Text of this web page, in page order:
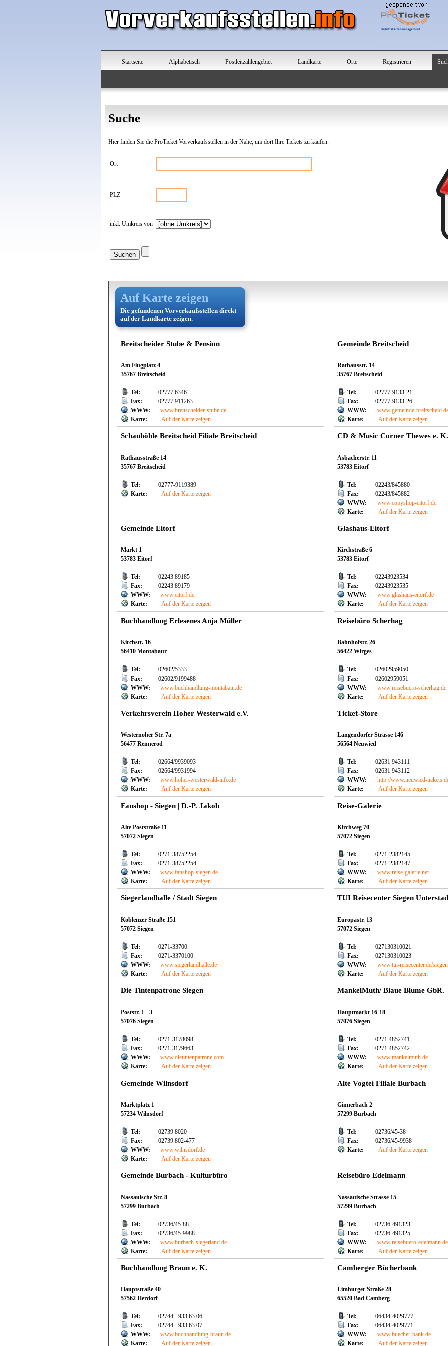
Startseite Alphabetisch Postleitzahlengebiet Landkarte Orte Registrieren
Suche
Hier finden Sie die ProTicket Vorverkaufsstellen in der Nähe, um dort Ihre Tickets zu kaufen.
Ort
PLZ
inkl. Umkreis von
Auf Karte zeigen
Die gefundenen Vorverkaufsstellen direkt
auf der Landkarte zeigen.
Breitscheider Stube & Pension
Am Flugplatz 4
35767 Breitscheid
Tel:
02777 6346
Fax:
02777 911263
WWW:
www.breitscheider-stube.de
Karte:
Auf der Karte zeigen
Gemeinde Breitscheid
Rathausstr. 14
35767 Breitscheid
Tel:
02777-9133-21
Fax:
02777-9133-26
WWW:
www.gemeinde-
Karte:
Auf der Karte zeigen
Schauhöhle Breitscheid Filiale Breitscheid
Rathausstraße 14
35767 Breitscheid
Tel:
02777-9119389
Karte:
Auf der Karte zeigen
CD & Music Corner Thewes e. K.
Asbacherstr. 11
53783 Eitorf
Tel:
02243/845880
Fax:
02243/845882
WWW:
www.copyshop-eitorf.de
Karte:
Auf der Karte zeigen
Gemeinde Eitorf
Markt 1
53783 Eitorf
Tel:
02243 89185
Fax:
02243 89179
WWW:
www.eitorf.de
Karte:
Auf der Karte zeigen
Glashaus-Eitorf
Kirchstraße 6
53783 Eitorf
Tel:
02243923534
Fax:
02243923535
WWW:
www.glashaus-eitorf.de
Karte:
Auf der Karte zeigen
Buchhandlung Erlesenes Anja Müller
Kirchstr. 16
56410 Montabaur
Tel:
02602/5333
Fax:
02602/9199488
WWW:
www.buchhandlung-montabaur.de
Karte:
Auf der Karte zeigen
Reisebüro Scherhag
Bahnhofstr. 26
56422 Wirges
Tel:
02602959050
Fax:
02602959051
WWW:
www.reisebuero-scherhag.de
Karte:
Auf der Karte zeigen
Verkehrsverein Hoher Westerwald e.V.
Westernoher Str. 7a
56477 Rennerod
Tel:
02664/9939093
Fax:
02664/9931994
WWW:
www.hoher-westerwald-info.de
Karte:
Auf der Karte zeigen
Ticket-Store
Langendorfer Strasse 146
56564 Neuwied
Tel:
02631 943111
Fax:
02631 943112
WWW:
http://www.neuwied-
Karte:
Auf der Karte zeigen
Fanshop - Siegen | D.-P. Jakob
Alte Poststraße 11
57072 Siegen
Tel:
0271-38752254
Fax:
0271-38752254
WWW:
www.fanshop-siegen.de
Karte:
Auf der Karte zeigen
Reise-Galerie
Kirchweg 70
57072 Siegen
Tel:
0271-2382145
Fax:
0271-2382147
WWW:
www.reise-galerie.net
Karte:
Auf der Karte zeigen
Siegerlandhalle / Stadt Siegen
Koblenzer Straße 151
57072 Siegen
Tel:
0271-33700
Fax:
0271-3370100
WWW:
www.siegerlandhalle.de
Karte:
Auf der Karte zeigen
TUI Reisecenter Siegen
Europastr. 13
57072 Siegen
Tel:
027130310021
Fax:
027130310023
WWW:
www.tui-reisecenter.de/
Karte:
Auf der Karte zeigen
Die Tintenpatrone Siegen
Poststr. 1 - 3
57076 Siegen
Tel:
0271-3178098
Fax:
0271-3179663
WWW:
www.dietintenpatrone.com
Karte:
Auf der Karte zeigen
MankelMuth/ Blaue Blume GbR.
Hauptmarkt 16-18
57076 Siegen
Tel:
0271 4852741
Fax:
0271 4852742
WWW:
www.mankelmuth.de
Karte:
Auf der Karte zeigen
Gemeinde Wilnsdorf
Marktplatz 1
57234 Wilnsdorf
Tel:
02739 8020
Fax:
02739 802-477
WWW:
www.wilnsdorf.de
Karte:
Auf der Karte zeigen
Alte Vogtei Filiale Burbach
Ginnerbach 2
57299 Burbach
Tel:
02736/45-38
Fax:
02736/45-9938
Karte:
Auf der Karte zeigen
Gemeinde Burbach - Kulturbüro
Nassauische Str. 8
57299 Burbach
Tel:
02736/45-88
Fax:
02736/45-9988
WWW:
www.burbach-siegerland.de
Karte:
Auf der Karte zeigen
Reisebüro Edelmann
Nassauische Strasse 15
57299 Burbach
Tel:
02736-491323
Fax:
02736-491325
WWW:
www.reisebuero-edelmann.de
Karte:
Auf der Karte zeigen
Buchhandlung Braun e. K.
Hauptstraße 40
57562 Herdorf
Tel:
02744 - 933 63 06
Fax:
02744 - 933 63 07
WWW:
www.buchhandlung-braun.de
Karte:
Auf der Karte zeigen
Camberger Bücherbank
Limburger Straße 28
65520 Bad Camberg
Tel:
06434-4029777
Fax:
06434-4029771
WWW:
www.buecher-bank.de
Karte:
Auf der Karte zeigen